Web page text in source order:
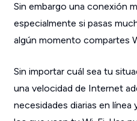
Sin embargo una conexión
especialmente si pasas
algún momento compartes
Sin importar cuál sea tu
una velocidad de Internet
necesidades diarias en